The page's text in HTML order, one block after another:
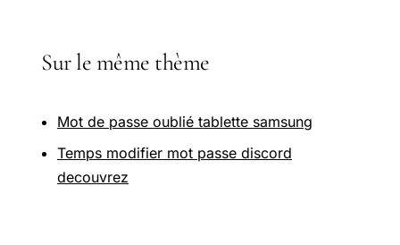
Sur le même thème
Mot de passe oublié tablette samsung
Temps modifier mot passe discord
decouvrez